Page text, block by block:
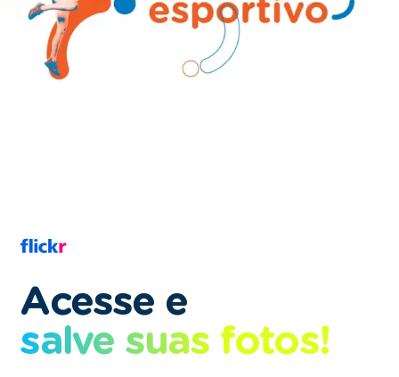
Acesse e
salve suas fotos!